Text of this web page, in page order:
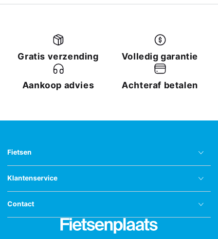
Gratis verzending Volledig garantie
Aankoop advies Achteraf betalen
Fietsen
Klantenservice
Contact